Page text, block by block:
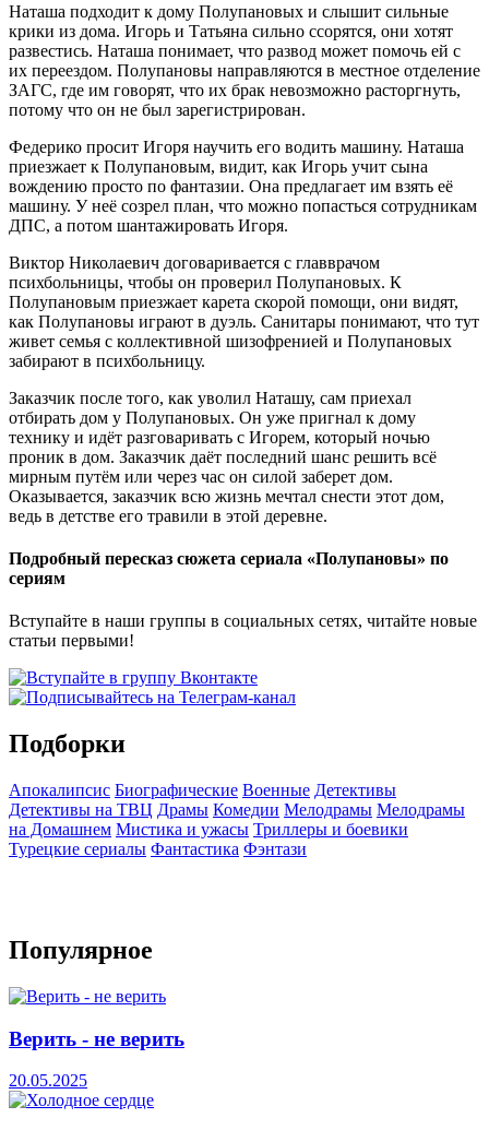
Наташа подходит к дому Полупановых и слышит сильные
крики из дома. Игорь и Татьяна сильно ссорятся, они хотят
развестись. Наташа понимает, что развод может помочь ей с
их переездом. Полупановы направляются в местное отделение
ЗАГС, где им говорят, что их брак невозможно расторгнуть,
потому что он не был зарегистрирован.
Федерико просит Игоря научить его водить машину. Наташа
приезжает к Полупановым, видит, как Игорь учит сына
вождению просто по фантазии. Она предлагает им взять её
машину. У неё созрел план, что можно попасться сотрудникам
ДПС, а потом шантажировать Игоря.
Виктор Николаевич договаривается с главврачом
психбольницы, чтобы он проверил Полупановых. К
Полупановым приезжает карета скорой помощи, они видят,
как Полупановы играют в дуэль. Санитары понимают, что тут
живет семья с коллективной шизофренией и Полупановых
забирают в психбольницу.
Заказчик после того, как уволил Наташу, сам приехал
отбирать дом у Полупановых. Он уже пригнал к дому
технику и идёт разговаривать с Игорем, который ночью
проник в дом. Заказчик даёт последний шанс решить всё
мирным путём или через час он силой заберет дом.
Оказывается, заказчик всю жизнь мечтал снести этот дом,
ведь в детстве его травили в этой деревне.
Подробный пересказ сюжета сериала «Полупановы» по
сериям
Вступайте в наши группы в социальных сетях, читайте новые
статьи первыми!
Подборки
Апокалипсис Биографические Военные Детективы
Детективы на ТВЦ Драмы Комедии Мелодрамы Мелодрамы
на Домашнем Мистика и ужасы Триллеры и боевики
Турецкие сериалы Фантастика Фэнтази
Популярное
Верить - не верить
20.05.2025